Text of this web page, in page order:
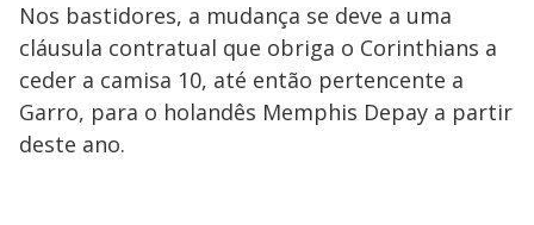
Nos bastidores, a mudança se deve a uma
cláusula contratual que obriga o Corinthians a
ceder a camisa 10, até então pertencente a
Garro, para o holandês Memphis Depay a partir
deste ano.